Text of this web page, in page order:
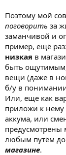
Поэтому мой
поговорить за
заманчивой и
пример, ещё раз:
низкая в
быть
вещи (даже в
б/у в
Или, еще как
приложи к нему
аккума, или
предусмотрены
любым путём
магазине.